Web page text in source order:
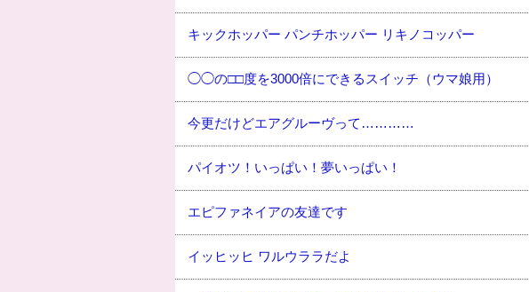
キックホッパー パンチホッパー リキノコッパー
◯◯の□□度を3000倍にできるスイッチ（ウマ娘用）
今更だけどエアグルーヴって…………
パイオツ！いっぱい！夢いっぱい！
エピファネイアの友達です
イッヒッヒ ワルウララだよ